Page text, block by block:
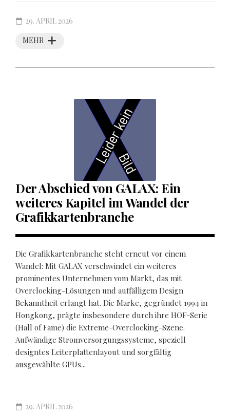
MEHR
29. APRIL 2026
Der Abschied von GALAX: Ein
weiteres Kapitel im Wandel der
Grafikkartenbranche
Die Grafikkartenbranche steht erneut vor einem
Wandel: Mit GALAX verschwindet ein weiteres
prominentes Unternehmen vom Markt, das mit
Overclocking-Lösungen und auffälligem Design
Bekanntheit erlangt hat. Die Marke, gegründet 1994 in
Hongkong, prägte insbesondere durch ihre HOF-Serie
(Hall of Fame) die Extreme-Overclocking-Szene.
Aufwändige Stromversorgungssysteme, speziell
designtes Leiterplattenlayout und sorgfältig
ausgewählte GPUs...
29. APRIL 2026